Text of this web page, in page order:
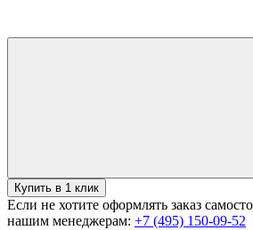
Купить в 1 клик
Если не хотите оформлять заказ
нашим менеджерам: +7 (495) 150-09-52